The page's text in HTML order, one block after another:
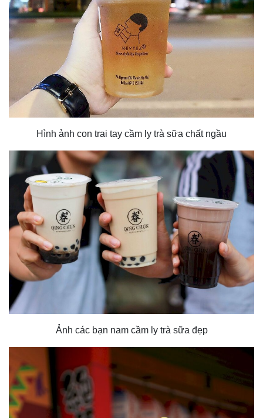
Hình ảnh con trai tay cầm ly trà sữa chất ngầu
Ảnh các bạn nam cầm ly trà sữa đẹp